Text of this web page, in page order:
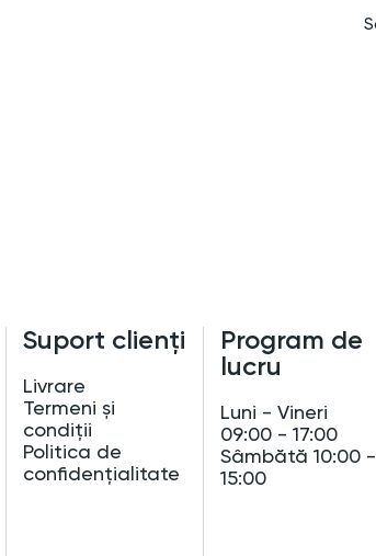
Suport clienți
Livrare
Termeni și
condiții
Politica de
confidențialitate
Program de
lucru
Luni - Vineri
09:00 - 17:00
Sâmbătă 10:00 -
15:00